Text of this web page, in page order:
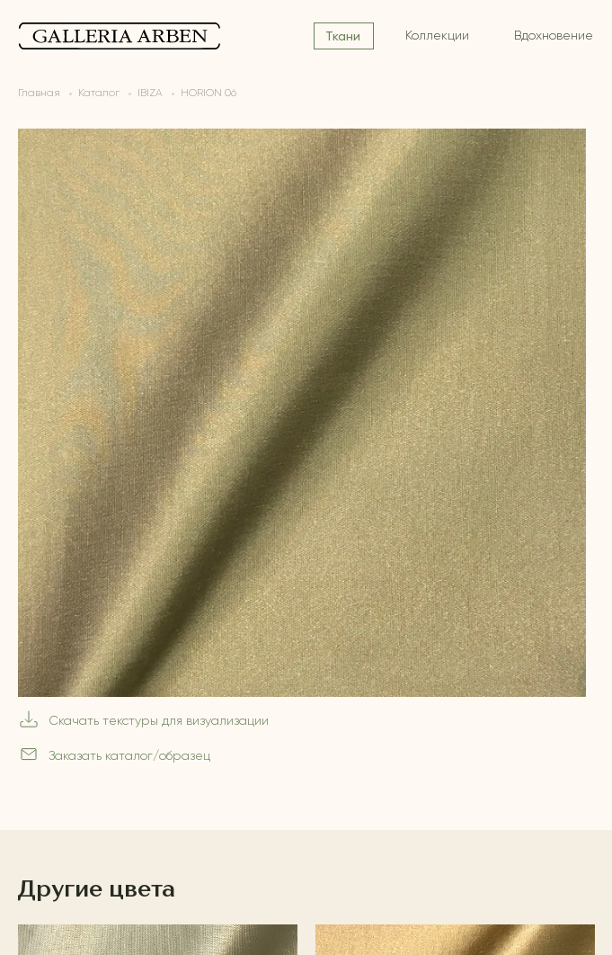
Ткани Коллекции Вдохновение
Главная Каталог IBIZA HORION 06
Скачать текстуры для визуализации
Заказать каталог/образец
Другие цвета